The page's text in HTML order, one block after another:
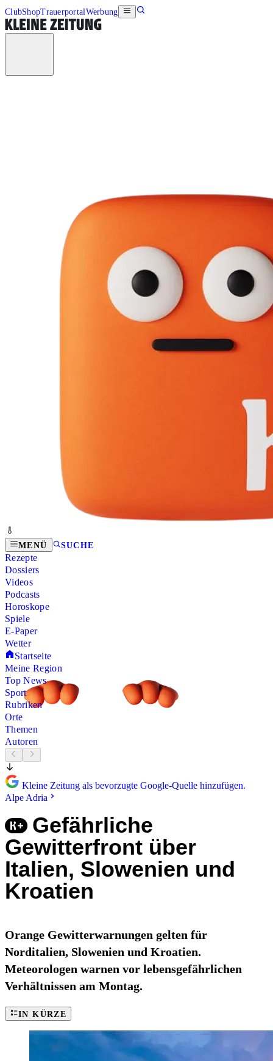
ClubShopTrauerportalWerbung
MENÜ SUCHE
Rezepte
Dossiers
Videos
Podcasts
Horoskope
Spiele
E-Paper
Wetter
Startseite
Meine Region
Top News
Sport
Rubriken
Orte
Themen
Autoren
Kleine Zeitung als bevorzugte Google-Quelle hinzufügen.
Alpe Adria
Gefährliche
Gewitterfront über
Italien, Slowenien und
Kroatien
Orange Gewitterwarnungen gelten für
Norditalien, Slowenien und Kroatien.
Meteorologen warnen vor lebensgefährlichen
Verhältnissen am Montag.
IN KÜRZE